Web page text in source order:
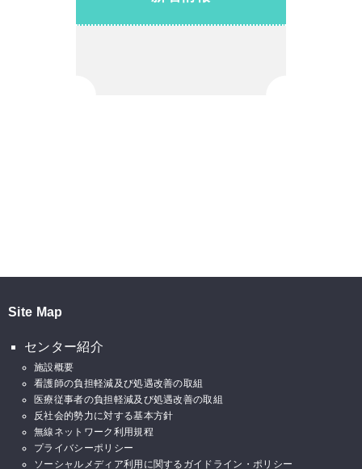
Site Map
センター紹介
施設概要
看護師の負担軽減及び処遇改善の取組
医療従事者の負担軽減及び処遇改善の取組
反社会的勢力に対する基本方針
無線ネットワーク利用規程
プライバシーポリシー
ソーシャルメディア利用に関するガイドライン・ポリシー